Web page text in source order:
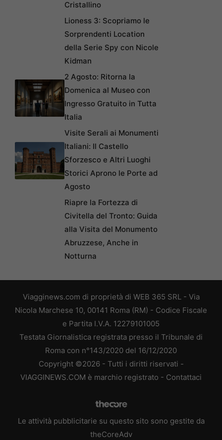
Cristallino
Lioness 3: Scopriamo le
Sorprendenti Location
della Serie Spy con Nicole
Kidman
2 Agosto: Ritorna la
Domenica al Museo con
Ingresso Gratuito in Tutta
Italia
Visite Serali ai Monumenti
Italiani: Il Castello
Sforzesco e Altri Luoghi
Storici Aprono le Porte ad
Agosto
Riapre la Fortezza di
Civitella del Tronto: Guida
alla Visita del Monumento
Abruzzese, Anche in
Notturna
Viagginews.com di proprietà di WEB 365 SRL - Via
Nicola Marchese 10, 00141 Roma (RM) - Codice Fiscale
e Partita I.V.A. 12279101005
Testata Giornalistica registrata presso il Tribunale di
Roma con n°143/2020 del 16/12/2020
Copyright ©2026 - Tutti i diritti riservati -
VIAGGINEWS.COM è marchio registrato - Contattaci
Le attività pubblicitarie su questo sito sono gestite da
theCoreAdv